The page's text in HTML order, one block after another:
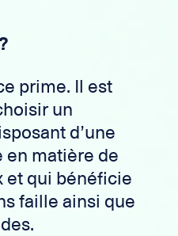
prime. Il est
un
d’une
en matière de
et qui bénéficie
faille ainsi que